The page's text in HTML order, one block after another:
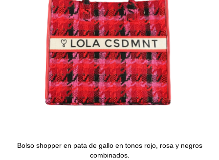
Bolso shopper en pata de gallo en tonos rojo, rosa y negros
combinados.